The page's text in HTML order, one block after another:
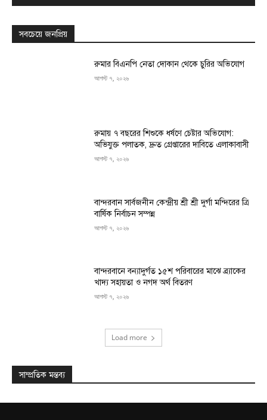
সবচেয়ে জনপ্রিয়
রুমার বিএনপি নেতা দোকান থেকে চুরির অভিযোগ
আগস্ট ৭, ২০২৬
রুমায় ৭ বছরের শিশুকে ধর্ষণে চেষ্টার অভিযোগ:
অভিযুক্ত পলাতক, দ্রুত গ্রেপ্তারের দাবিতে এলাকাবাসী
আগস্ট ৭, ২০২৬
বান্দরবান সার্বজনীন কেন্দ্রীয় শ্রী শ্রী দুর্গা মন্দিরের ত্রি
বার্ষিক নির্বাচন সম্পন্ন
আগস্ট ৭, ২০২৬
বান্দরবানে বন্যাদুর্গত ১৫শ পরিবারের মাঝে ব্র্যাকের
খাদ্য সহায়তা ও নগদ অর্থ বিতরণ
আগস্ট ৭, ২০২৬
Load more
সাম্প্রতিক মন্তব্য